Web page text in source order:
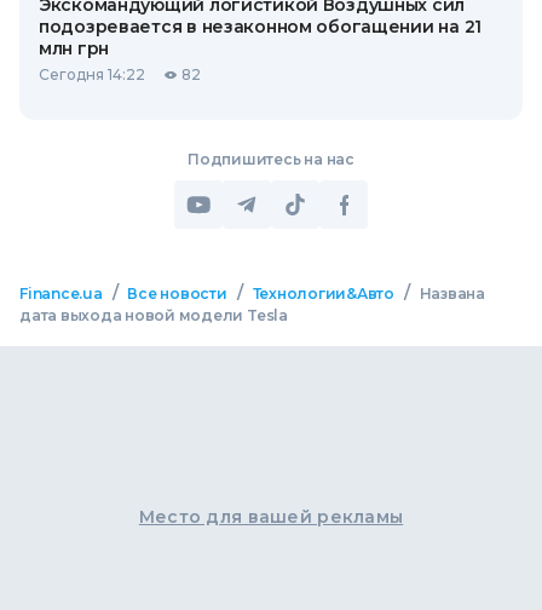
Экскомандующий логистикой Воздушных сил
подозревается в незаконном обогащении на 21
млн грн
Сегодня 14:22 82
Подпишитесь на нас
Finance.ua / Все новости / Технологии&Авто /
Названа
дата выхода новой модели Tesla
Место для вашей рекламы